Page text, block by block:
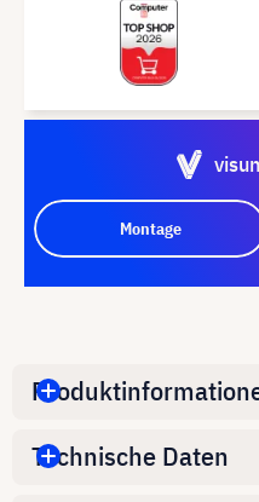
Montage
Technische Daten